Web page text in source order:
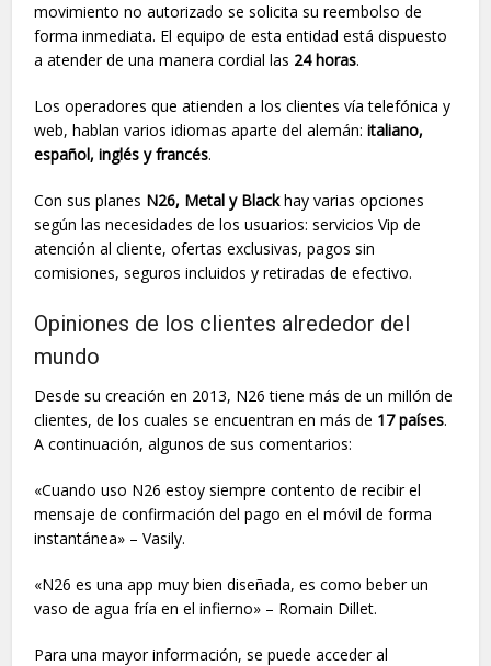
movimiento no autorizado se solicita su reembolso de
forma inmediata. El equipo de esta entidad está dispuesto
a atender de una manera cordial las 24 horas.
Los operadores que atienden a los clientes vía telefónica y
web, hablan varios idiomas aparte del alemán:italiano,
español, inglés y francés.
Con sus planes N26, Metal y Blackhay varias opciones
según las necesidades de los usuarios: servicios Vip de
atención al cliente, ofertas exclusivas, pagos sin
comisiones, seguros incluidos y retiradas de efectivo.
Opiniones de los clientes alrededor del
mundo
Desde su creación en 2013, N26 tiene más de un millón de
clientes, de los cuales se encuentran en más de 17 países.
A continuación, algunos de sus comentarios:
«Cuando uso N26 estoy siempre contento de recibir el
mensaje de confirmación del pago en el móvil de forma
instantánea» – Vasily.
«N26 es una app muy bien diseñada, es como beber un
vaso de agua fría en el infierno» – Romain Dillet.
Para una mayor información, se puede acceder al